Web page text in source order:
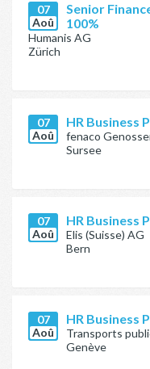
07
Aoû
Senior
100%
Humanis AG
Zürich
07
Aoû
HR Business
fenaco
Sursee
07
Aoû
HR Business
Elis (Suisse) AG
Bern
07
Aoû
HR Business
Transports
Genève